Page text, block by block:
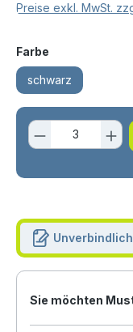
Preise exkl. MwSt.
Farbe
schwarz
Produkt
Sie möchten